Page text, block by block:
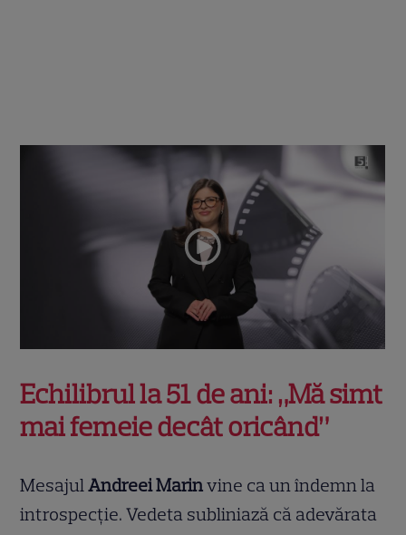
Echilibrul la 51 de ani: „Mă simt
mai femeie decât oricând”
MesajulAndreei Marinvine ca un îndemn la
introspecție. Vedeta subliniază că adevărata